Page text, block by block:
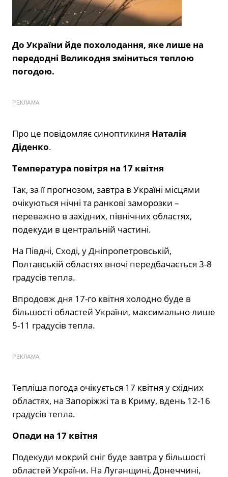
До України йде похолодання, яке лише на
передодні Великодня зміниться теплою
погодою.
РЕКЛАМА
Про це повідомляє синоптикиня Наталія
Діденко.
Температура повітря на 17 квітня
Так, за її прогнозом, завтра в Україні місцями
очікуються нічні та ранкові заморозки –
переважно в західних, північних областях,
подекуди в центральній частині.
На Півдні, Сході, у Дніпропетровській,
Полтавській областях вночі передбачається 3-8
градусів тепла.
Впродовж дня 17-го квітня холодно буде в
більшості областей України, максимально лише
5-11 градусів тепла.
РЕКЛАМА
Тепліша погода очікується 17 квітня у східних
областях, на Запоріжжі та в Криму, вдень 12-16
градусів тепла.
Опади на 17 квітня
Подекуди мокрий сніг буде завтра у більшості
областей України. На Луганщині, Донеччині,